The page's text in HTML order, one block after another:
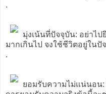
.
มุ่งเน้นที่ปัจจุบัน: อย่าไ
มากเกินไป จงใช้ชีวิตอยู่ในปั
.
ยอมรับความไม่แน่นอน